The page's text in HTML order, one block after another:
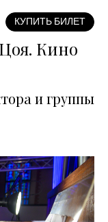
КУПИТЬ БИЛЕТ
Кино
и группы